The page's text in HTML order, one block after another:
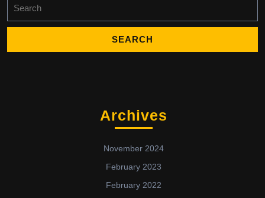
for:
Archives
November 2024
February 2023
February 2022